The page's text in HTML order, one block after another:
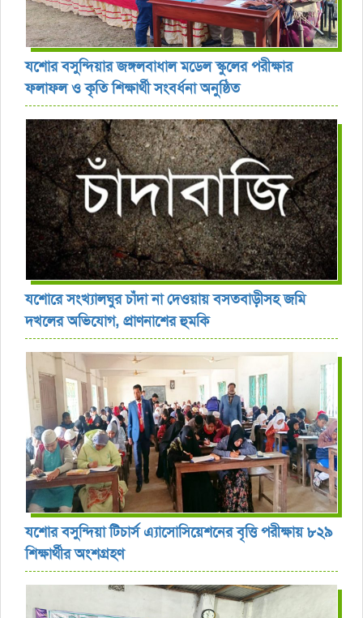
যশোর বসুন্দিয়ার জঙ্গলবাধাল মডেল স্কুলের পরীক্ষার
ফলাফল ও কৃতি শিক্ষার্থী সংবর্ধনা অনুষ্ঠিত
যশোরে সংখ্যালঘুর চাঁদা না দেওয়ায় বসতবাড়ীসহ জমি
দখলের অভিযোগ, প্রাণনাশের হুমকি
যশোর বসুন্দিয়া টিচার্স এ্যাসোসিয়েশনের বৃত্তি পরীক্ষায় ৮২৯
শিক্ষার্থীর অংশগ্রহণ